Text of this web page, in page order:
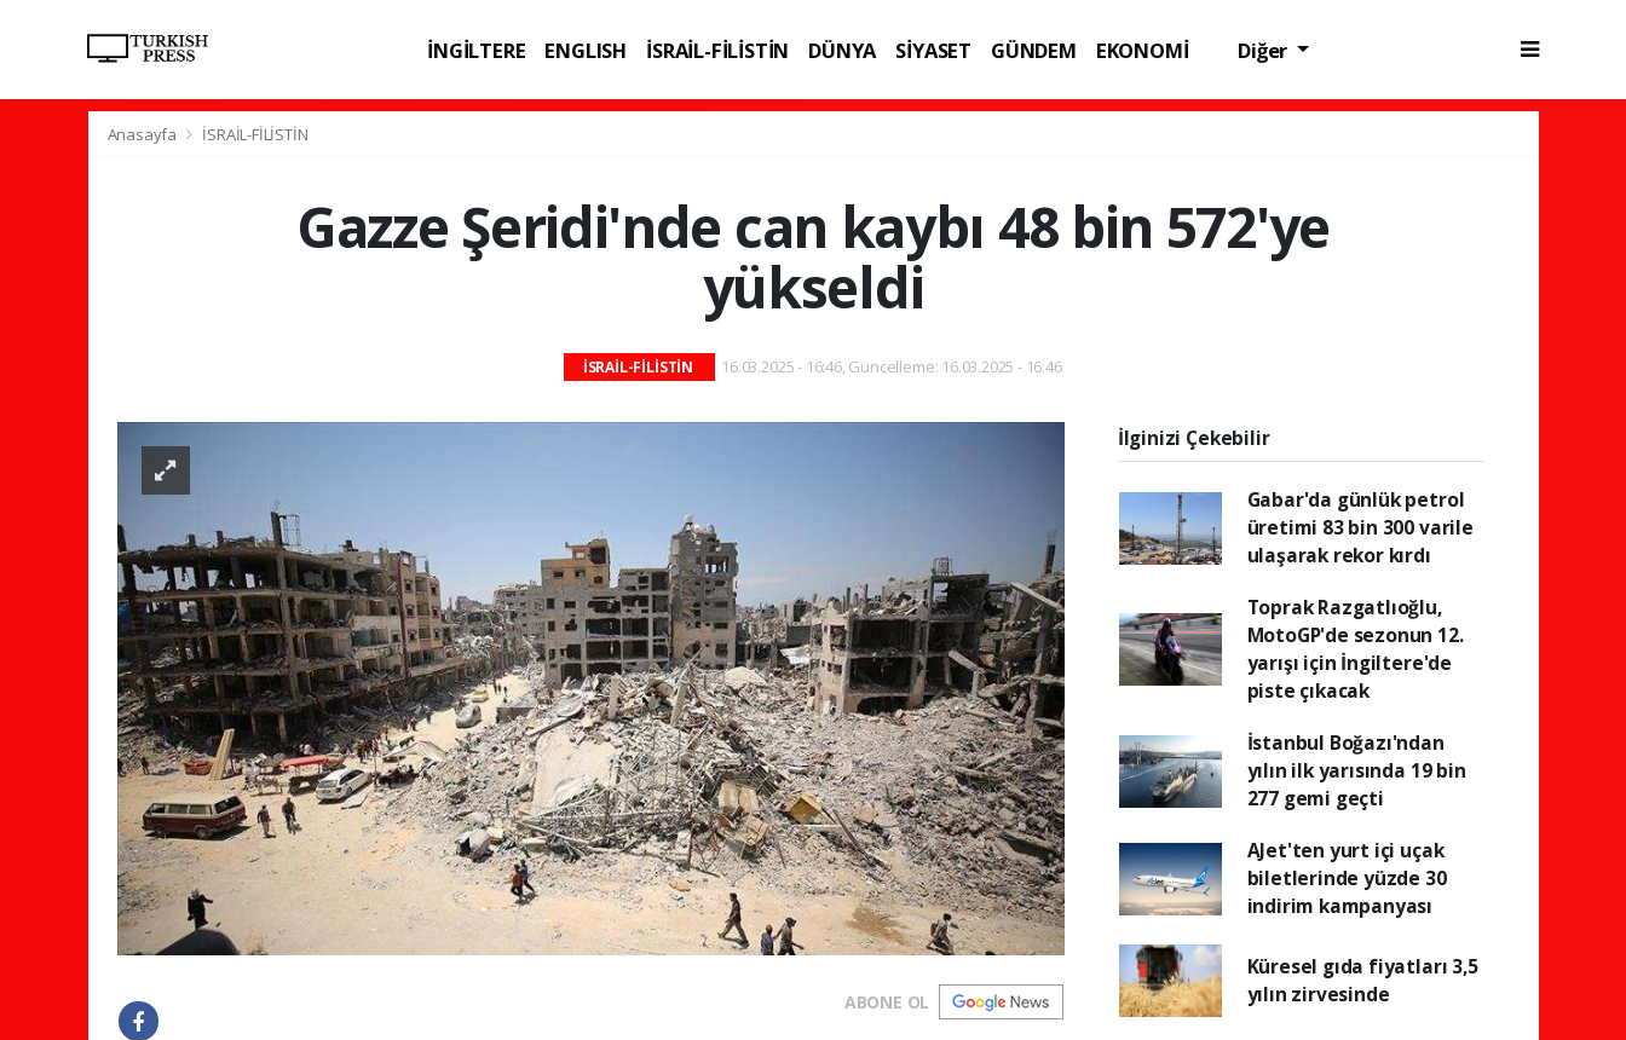
İNGİLTERE ENGLISH İSRAİL-FİLİSTİN DÜNYA SİYASET GÜNDEM
EKONOMİ
Diğer
Anasayfa İSRAİL-FİLİSTİN
Gazze Şeridi'nde can kaybı 48 bin 572'ye
yükseldi
İSRAİL-FİLİSTİN 16.03.2025 - 16:46, Güncelleme: 16.03.2025 - 16:46
ABONE OL
İlginizi Çekebilir
Gabar'da günlük petrol
üretimi 83 bin 300 varile
ulaşarak rekor kırdı
Toprak Razgatlıoğlu,
MotoGP'de sezonun 12.
yarışı için İngiltere'de
piste çıkacak
İstanbul Boğazı'ndan
yılın ilk yarısında 19 bin
277 gemi geçti
AJet'ten yurt içi uçak
biletlerinde yüzde 30
indirim kampanyası
Küresel gıda fiyatları 3,5
yılın zirvesinde